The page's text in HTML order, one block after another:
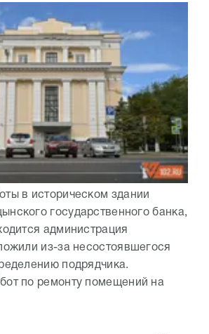
в историческом здании
государственного банка,
администрация
из-за несостоявшегося
подрядчика.
по ремонту помещений на